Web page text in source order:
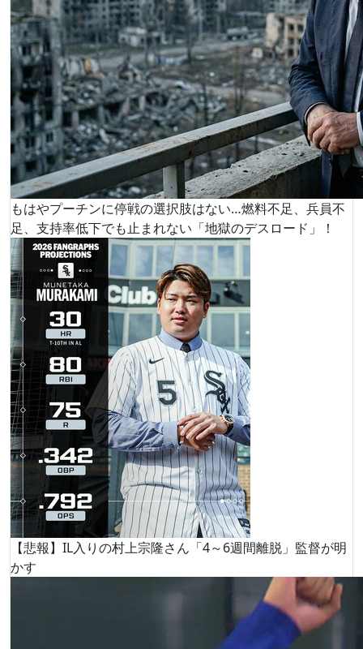
もはやプーチンに停戦の選択肢はない…燃料不足、兵員不
足、支持率低下でも止まれない「地獄のデスロード」！
【悲報】IL入りの村上宗隆さん「4～6週間離脱」監督が明
かす